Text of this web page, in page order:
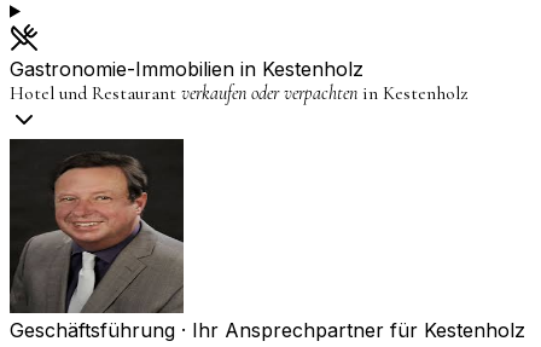
Gastronomie-Immobilien in Kestenholz
Hotel und Restaurant verkaufen oder verpachten in Kestenholz
Geschäftsführung · Ihr Ansprechpartner für Kestenholz